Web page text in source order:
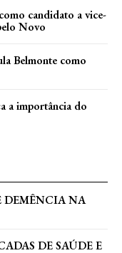
candidato a vice-
Novo
Belmonte como
a importância do
DEMÊNCIA NA
DE SAÚDE E